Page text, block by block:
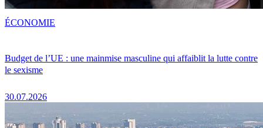
Budget de l’UE : une mainmise masculine qui affaiblit la lutte contre
le sexisme
30.07.2026
ÉCONOMIE